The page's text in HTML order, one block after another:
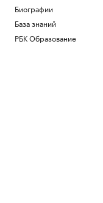
Биографии
База знаний
РБК Образование